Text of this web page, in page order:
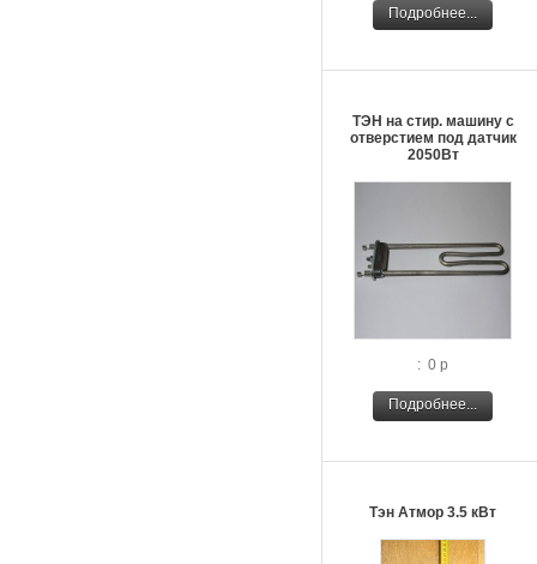
Подробнее...
ТЭН на стир. машину с
отверстием под датчик
2050Вт
: 0 р
Подробнее...
Тэн Атмор 3.5 кВт